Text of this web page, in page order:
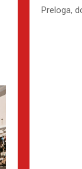
Preloga,